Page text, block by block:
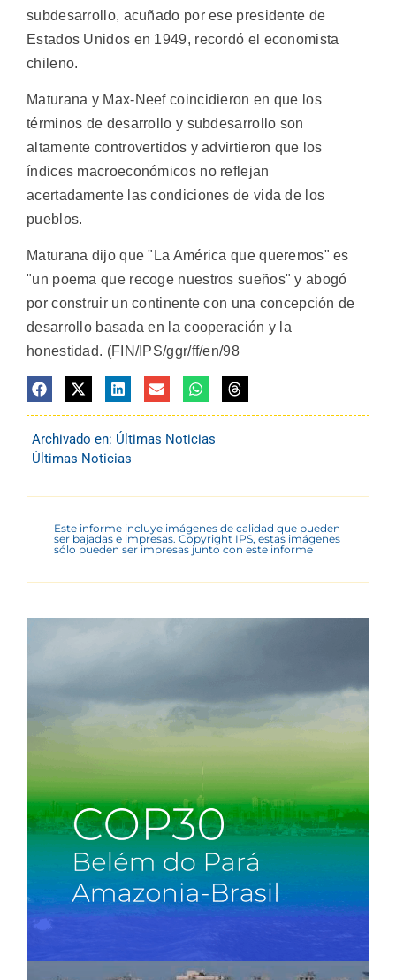
subdesarrollo, acuñado por ese presidente de
Estados Unidos en 1949, recordó el economista
chileno.
Maturana y Max-Neef coincidieron en que los
términos de desarrollo y subdesarrollo son
altamente controvertidos y advirtieron que los
índices macroeconómicos no reflejan
acertadamente las condiciones de vida de los
pueblos.
Maturana dijo que "La América que queremos" es
"un poema que recoge nuestros sueños" y abogó
por construir un continente con una concepción de
desarrollo basada en la cooperación y la
honestidad. (FIN/IPS/ggr/ff/en/98
Archivado en: Últimas Noticias
Últimas Noticias
Este informe incluye imágenes de calidad que pueden
ser bajadas e impresas. Copyright IPS, estas imágenes
sólo pueden ser impresas junto con este informe